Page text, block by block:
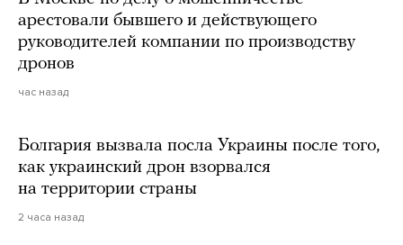
арестовали бывшего и действующего
руководителей компании по производству
дронов
час назад
Болгария вызвала посла Украины после того,
как украинский дрон взорвался
на территории страны
2 часа назад